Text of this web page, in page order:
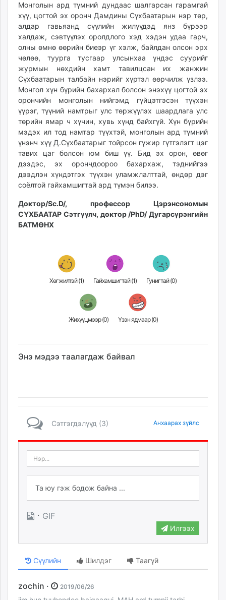
Монголын ард түмний дундаас шалгарсан гарамгай
хүү, цогтой эх оронч Дамдины Сүхбаатарын нэр төр,
алдар гавьяанд сүүлийн жилүүдэд янз бүрээр
халдаж, сэвтүүлэх оролдлого хэд хэдэн удаа гарч,
олны өмнө өөрийн биеэр үг хэлж, байлдан олсон эрх
чөлөө, туурга тусгаар улсынхаа үндэс суурийг
журмын нөхдийн хамт тавилцсан их жанжин
Сүхбаатарын талбайн нэрийг хүртэл өөрчилж үзлээ.
Монгол хүн бүрийн бахархал болсон энэхүү цогтой эх
орончийн монголын нийгэмд гүйцэтгэсэн түүхэн
үүрэг, түүний намтрыг улс төржүүлэх шаардлага улс
төрийн ямар ч хүчин, хувь хүнд байхгүй. Хүн бүрийн
мэдэх ил тод намтар түүхтэй, монголын ард түмний
үнэнч хүү Д.Сүхбаатарыг тойрсон гүжир гүтгэлэгт цэг
тавих цаг болсон юм биш үү. Бид эх орон, өвөг
дээдэс, эх орончдоороо бахархаж, тэднийгээ
дээдлэн хүндэтгэх түүхэн уламжлалттай, өндөр дэг
соёлтой гайхамшигтай ард түмэн билээ.
Доктор/Sc.D/, профессор Цэрэнсономын
СҮХБААТАР Сэтгүүлч, доктор /PhD/ Дугарсүрэнгийн
БАТМӨНХ
Хөгжилтэй (1) Гайхамшигтай (1) Гунигтай (0)
Жихүүцмээр (0) Үзэн ядмаар (0)
Энэ мэдээ таалагдаж байвал
Сэтгэгдэлүүд (3) Анхаарах зүйлс
· GIF
Илгээх
Сүүлийн Шилдэг Таагүй
zochin · 2019/06/26